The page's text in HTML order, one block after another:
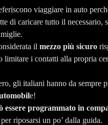
viaggiare in auto
di caricare tutto il necessario,
il mezzo più sicuro
limitare i contatti alla propria
gli italiani hanno da sempre
e!
essere programmato in
riposarsi un po’ dalla guida.